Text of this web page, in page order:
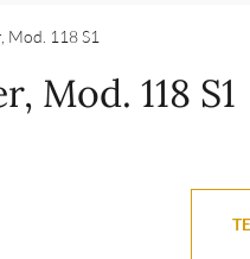
Mod. 118 S1
Mod. 118 S1